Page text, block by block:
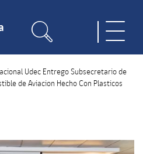
Udec Entrego Subsecretario de
de Aviacion Hecho Con Plasticos